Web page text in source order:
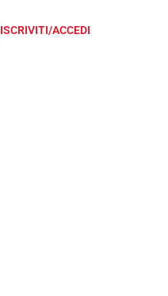
ISCRIVITI/ACCEDI